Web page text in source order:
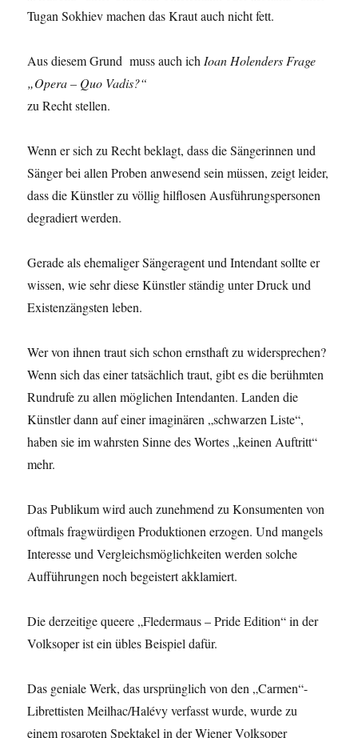
Tugan Sokhiev machen das Kraut auch nicht fett.
Aus diesem Grund muss auch ichIoan Holenders Frage
„Opera – Quo Vadis?“
zu Recht stellen.
Wenn er sich zu Recht beklagt, dass die Sängerinnen und
Sänger bei allen Proben anwesend sein müssen, zeigt leider,
dass die Künstler zu völlig hilflosen Ausführungspersonen
degradiert werden.
Gerade als ehemaliger Sängeragent und Intendant sollte er
wissen, wie sehr diese Künstler ständig unter Druck und
Existenzängsten leben.
Wer von ihnen traut sich schon ernsthaft zu widersprechen?
Wenn sich das einer tatsächlich traut, gibt es die berühmten
Rundrufe zu allen möglichen Intendanten. Landen die
Künstler dann auf einer imaginären „schwarzen Liste“,
haben sie im wahrsten Sinne des Wortes „keinen Auftritt“
mehr.
Das Publikum wird auch zunehmend zu Konsumenten von
oftmals fragwürdigen Produktionen erzogen. Und mangels
Interesse und Vergleichsmöglichkeiten werden solche
Aufführungen noch begeistert akklamiert.
Die derzeitige queere „Fledermaus – Pride Edition“ in der
Volksoper ist ein übles Beispiel dafür.
Das geniale Werk, das ursprünglich von den „Carmen“-
Librettisten Meilhac/Halévy verfasst wurde, wurde zu
einem rosaroten Spektakel in der Wiener Volksoper